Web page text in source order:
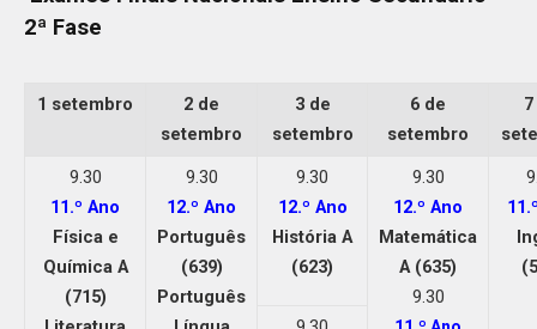
2ª Fase
1 setembro
2 de
setembro
3 de
setembro
6 de
setembro
9.30
11.º Ano
Física e
Química A
(715)
9.30
12.º Ano
Português
(639)
Português
9.30
12.º Ano
História A
(623)
9.30
12.º Ano
Matemática
A (635)
9.30